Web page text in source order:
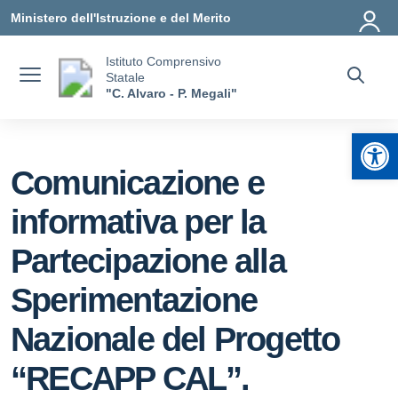
Ministero dell'Istruzione e del Merito
Istituto Comprensivo
Statale
"C. Alvaro - P. Megali"
Comunicazione e
informativa per la
Partecipazione alla
Sperimentazione
Nazionale del Progetto
“RECAPP CAL”.